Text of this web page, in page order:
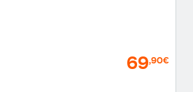
69,90€